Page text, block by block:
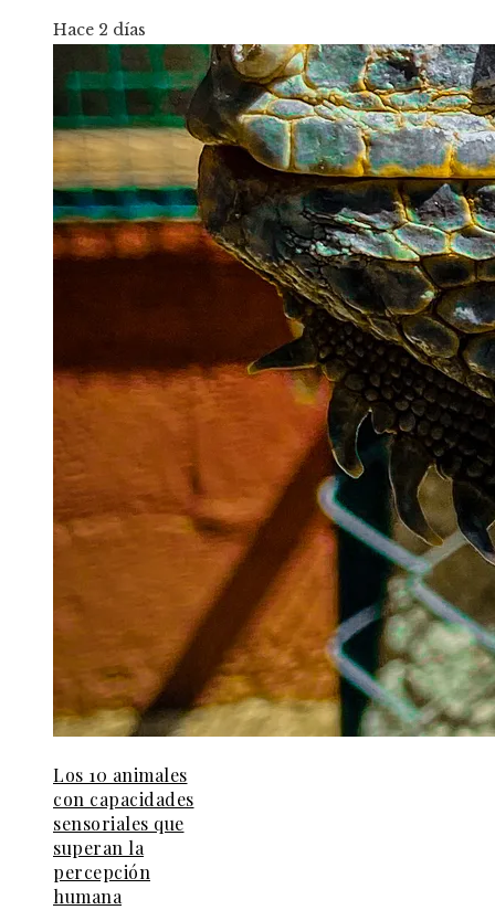
Hace 2 días
Los 10 animales
con capacidades
sensoriales que
superan la
percepción
humana